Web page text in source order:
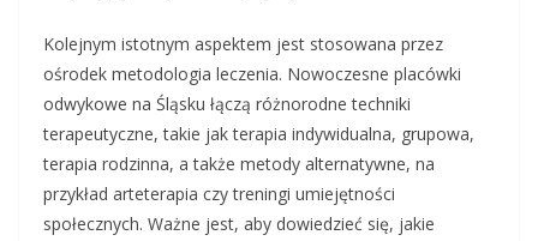
Kolejnym istotnym aspektem jest stosowana przez
ośrodek metodologia leczenia. Nowoczesne placówki
odwykowe na Śląsku łączą różnorodne techniki
terapeutyczne, takie jak terapia indywidualna, grupowa,
terapia rodzinna, a także metody alternatywne, na
przykład arteterapia czy treningi umiejętności
społecznych. Ważne jest, aby dowiedzieć się, jakie